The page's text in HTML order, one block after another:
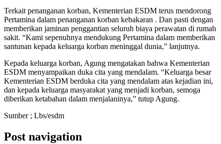
Terkait penanganan korban, Kementerian ESDM terus mendorong
Pertamina dalam penanganan korban kebakaran . Dan pasti dengan
memberikan jaminan penggantian seluruh biaya perawatan di rumah
sakit. “Kami sepenuhnya mendukung Pertamina dalam memberikan
santunan kepada keluarga korban meninggal dunia,” lanjutnya.
Kepada keluarga korban, Agung mengatakan bahwa Kementerian
ESDM menyampaikan duka cita yang mendalam. “Keluarga besar
Kementerian ESDM berduka cita yang mendalam atas kejadian ini,
dan kepada keluarga masyarakat yang menjadi korban, semoga
diberikan ketabahan dalam menjalaninya,” tutup Agung.
Sumber ; Lbs/esdm
Post navigation